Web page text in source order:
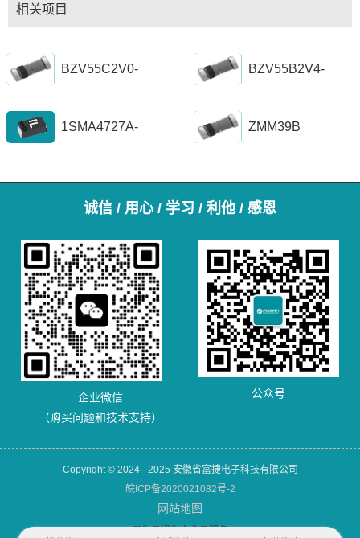
相关项目
BZV55C2V0- BZV55B2V4-
1SMA4727A-
ZMM39B
诚信 / 用心 / 学习 / 利他 / 感恩
企业微信
（购买问题和技术支持）
公众号
Copyright © 2024 - 2025 安徽省富捷电子科技有限公司
皖ICP备2020021082号-2
网站地图
犀牛云提供企业云服务